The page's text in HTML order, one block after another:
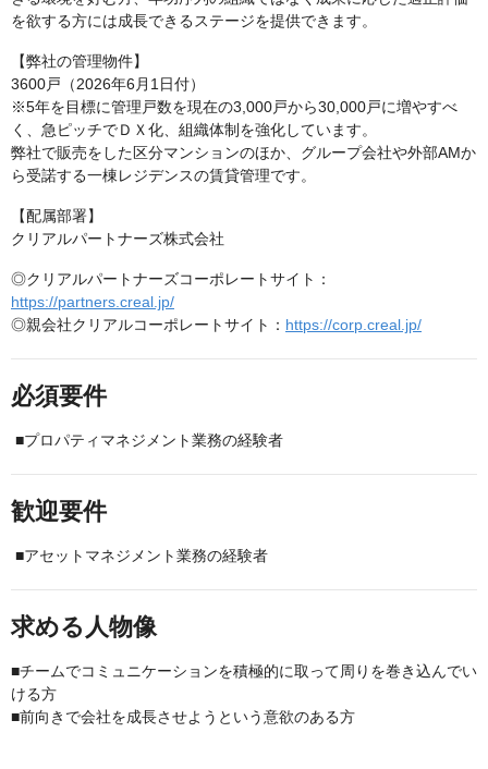
を欲する方には成長できるステージを提供できます。
【弊社の管理物件】
3600戸（2026年6月1日付）
※5年を目標に管理戸数を現在の3,000戸から30,000戸に増やすべ
く、急ピッチでＤＸ化、組織体制を強化しています。
弊社で販売をした区分マンションのほか、グループ会社や外部AMか
ら受諾する一棟レジデンスの賃貸管理です。
【配属部署】
クリアルパートナーズ株式会社
◎クリアルパートナーズコーポレートサイト：
https://partners.creal.jp/
◎親会社クリアルコーポレートサイト： https://corp.creal.jp/
必須要件
■プロパティマネジメント業務の経験者
歓迎要件
■アセットマネジメント業務の経験者
求める人物像
■チームでコミュニケーションを積極的に取って周りを巻き込んでい
ける方
■前向きで会社を成長させようという意欲のある方